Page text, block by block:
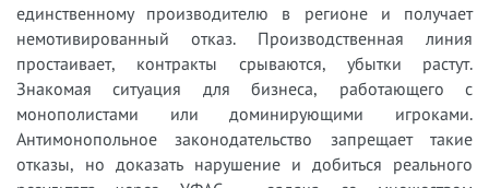
единственному производителю в регионе и получает
немотивированный отказ. Производственная линия
простаивает, контракты срываются, убытки растут.
Знакомая ситуация для бизнеса, работающего с
монополистами или доминирующими игроками.
Антимонопольное законодательство запрещает такие
отказы, но доказать нарушение и добиться реального